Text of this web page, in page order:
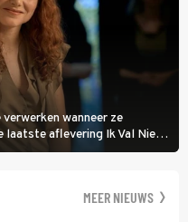
wanneer ze
laatste aflevering Ik Val Niet,
is op te geven, zelfs als ze
MEER NIEUWS